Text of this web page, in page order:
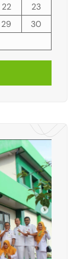
22
23
29
30